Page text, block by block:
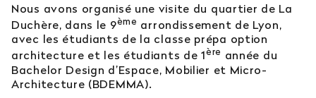
Nous avons organisé une visite du quartier de La
Duchère, dans le 9ème arrondissement de Lyon,
avec les étudiants de la classe prépa option
architecture et les étudiants de 1ère année du
Bachelor Design d’Espace, Mobilier et Micro-
Architecture (BDEMMA).
Afficher plus